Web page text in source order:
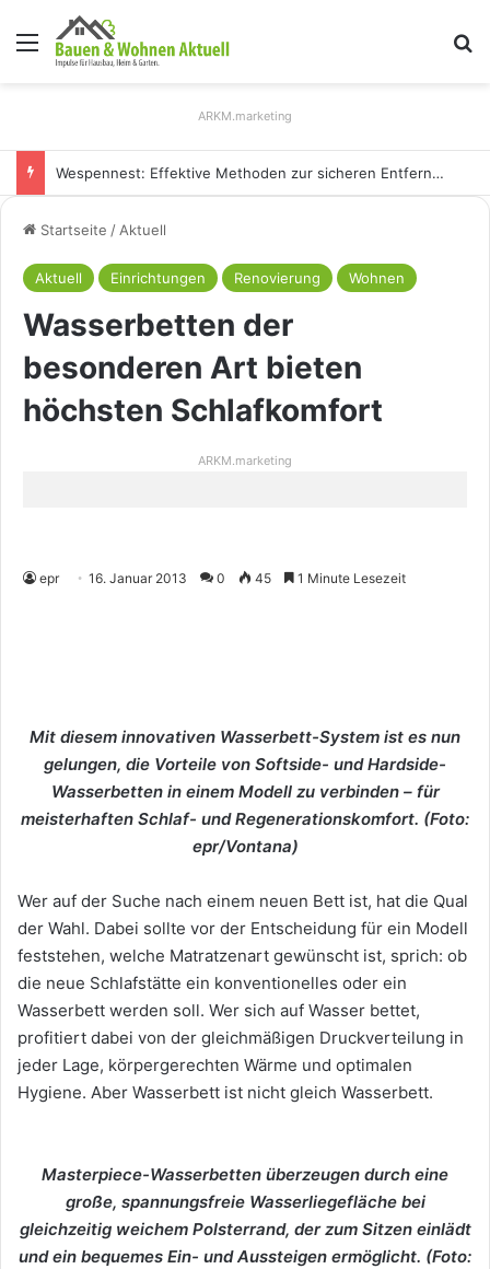
Menü
ARKM.marketing
Wespennest: Effektive Methoden zur sicheren Entfernung
Startseite / Aktuell
Aktuell Einrichtungen Renovierung Wohnen
Wasserbetten der
besonderen Art bieten
höchsten Schlafkomfort
ARKM.marketing
epr 16. Januar 2013 0 45 1 Minute Lesezeit
Mit diesem innovativen Wasserbett-System ist es nun
gelungen, die Vorteile von Softside- und Hardside-
Wasserbetten in einem Modell zu verbinden – für
meisterhaften Schlaf- und Regenerationskomfort. (Foto:
epr/Vontana)
Wer auf der Suche nach einem neuen Bett ist, hat die Qual
der Wahl. Dabei sollte vor der Entscheidung für ein Modell
feststehen, welche Matratzenart gewünscht ist, sprich: ob
die neue Schlafstätte ein konventionelles oder ein
Wasserbett werden soll. Wer sich auf Wasser bettet,
profitiert dabei von der gleichmäßigen Druckverteilung in
jeder Lage, körpergerechten Wärme und optimalen
Hygiene. Aber Wasserbett ist nicht gleich Wasserbett.
Masterpiece-Wasserbetten überzeugen durch eine
große, spannungsfreie Wasserliegefläche bei
gleichzeitig weichem Polsterrand, der zum Sitzen einlädt
und ein bequemes Ein- und Aussteigen ermöglicht. (Foto: